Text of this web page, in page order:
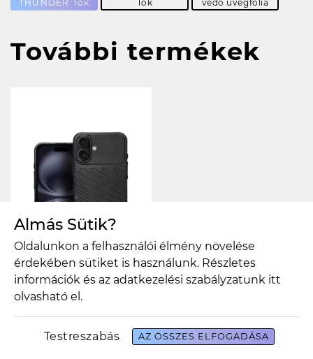
THUNDER Tok
Tok
védő üvegfólia
További termékek
készülékhez –
Almás Sütik?
Oldalunkon a felhasználói élmény növelése
érdekében sütiket is használunk. Részletes
információk és az adatkezelési szabályzatunk itt
olvasható el.
Testreszabás AZ ÖSSZES ELFOGADÁSA